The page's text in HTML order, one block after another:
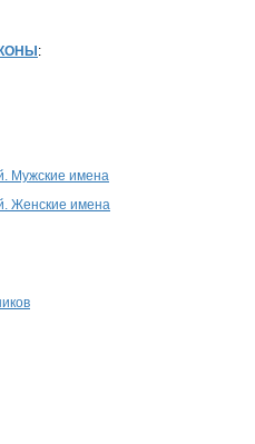
:
Мужские имена
Женские имена